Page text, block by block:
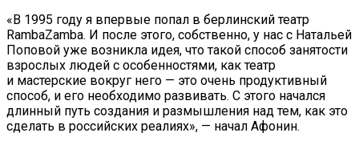
«В 1995 году я впервые попал в берлинский театр
RambaZamba. И после этого, собственно, у нас с Натальей
Поповой уже возникла идея, что такой способ занятости
взрослых людей с особенностями, как театр
и мастерские вокруг него — это очень продуктивный
способ, и его необходимо развивать. С этого начался
длинный путь создания и размышления над тем, как это
сделать в российских реалиях», — начал Афонин.